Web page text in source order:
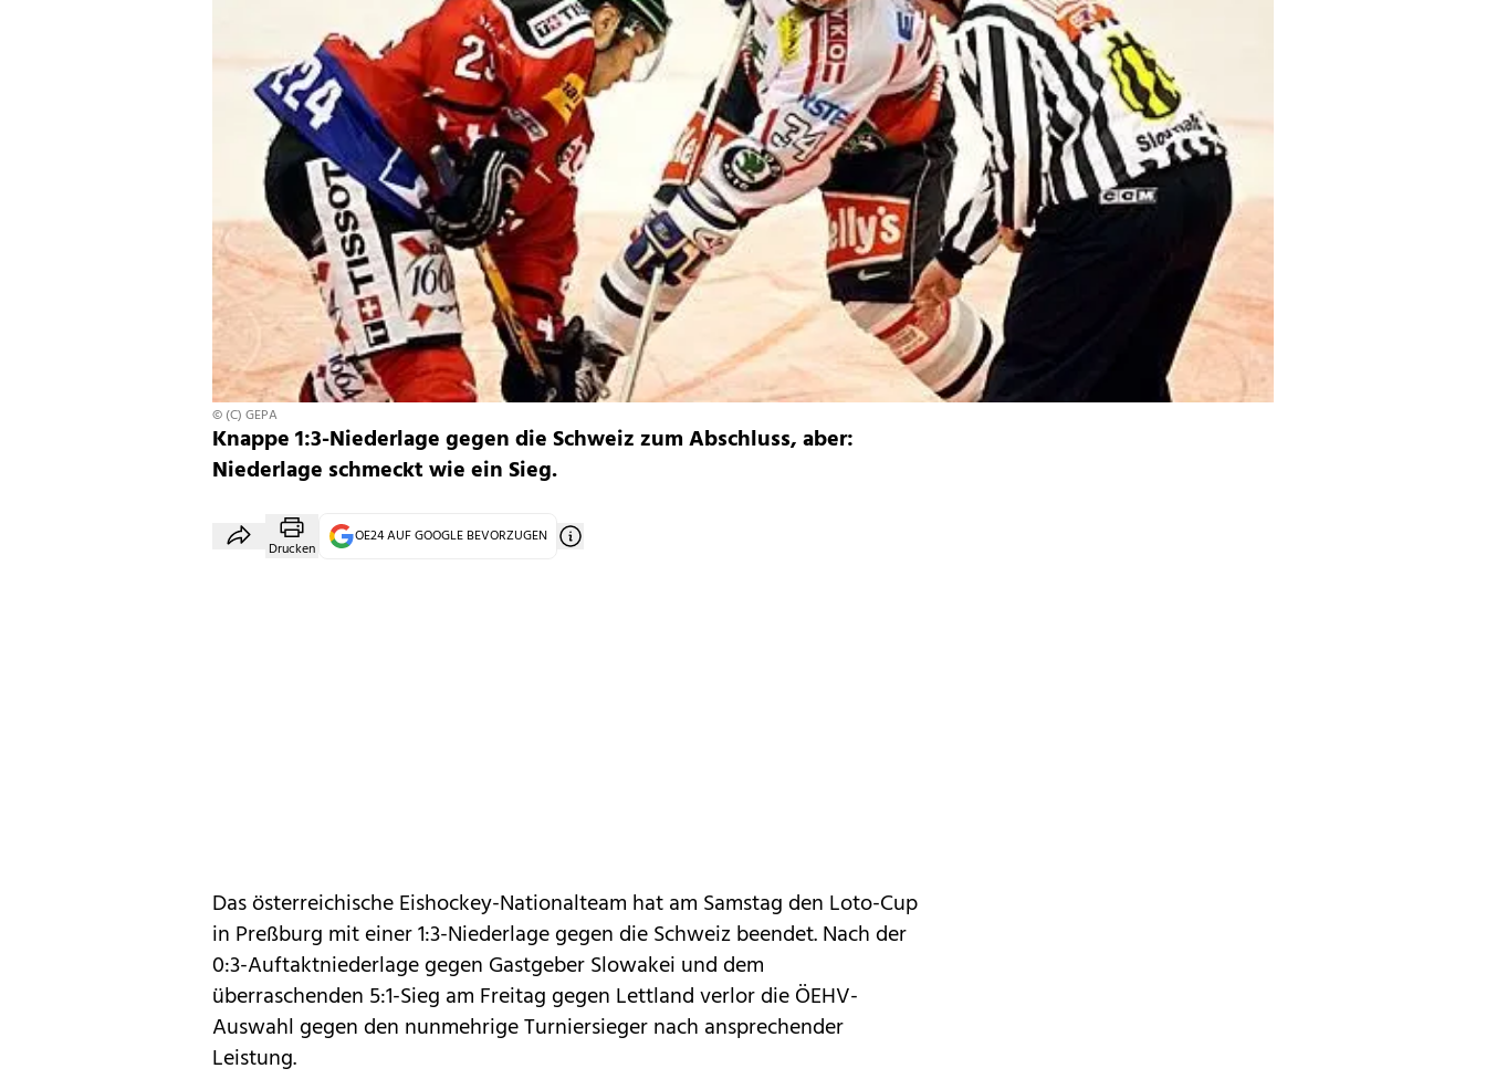
© (C) GEPA
Knappe 1:3-Niederlage gegen die Schweiz zum Abschluss, aber:
Niederlage schmeckt wie ein Sieg.
Drucken
OE24 AUF GOOGLE BEVORZUGEN
Das österreichische Eishockey-Nationalteam hat am Samstag den Loto-Cup
in Preßburg mit einer 1:3-Niederlage gegen die Schweiz beendet. Nach der
0:3-Auftaktniederlage gegen Gastgeber Slowakei und dem
überraschenden 5:1-Sieg am Freitag gegen Lettland verlor die ÖEHV-
Auswahl gegen den nunmehrige Turniersieger nach ansprechender
Leistung.